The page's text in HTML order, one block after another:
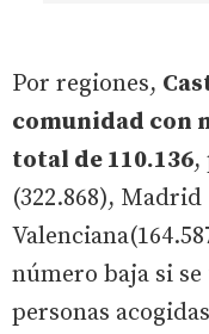
Por regiones,
comunidad con
total de 110.136,
(322.868),
número baja si
personas